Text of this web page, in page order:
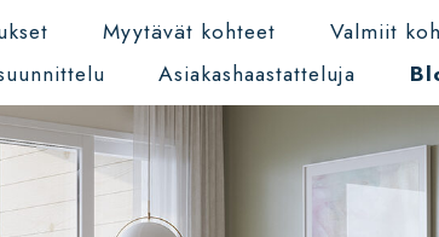
Myytävät kohteet Valmiit
Asiakashaastatteluja